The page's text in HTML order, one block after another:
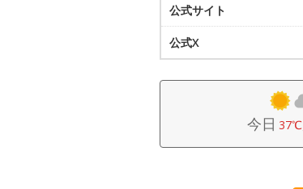
公式サイト
公式X
今日 37℃